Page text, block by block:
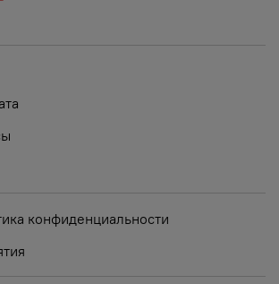
конфиденциальности